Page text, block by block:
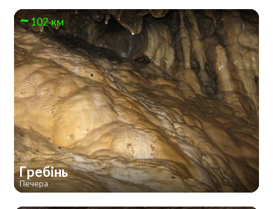
102 км
Гребінь
Печера